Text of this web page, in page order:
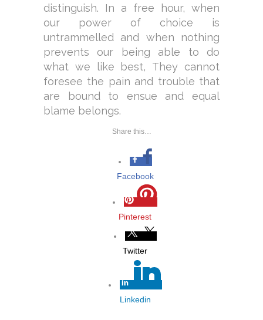
distinguish. In a free hour, when
our power of choice is
untrammelled and when nothing
prevents our being able to do
what we like best, They cannot
foresee the pain and trouble that
are bound to ensue and equal
blame belongs.
Share this…
Facebook
Pinterest
Twitter
Linkedin